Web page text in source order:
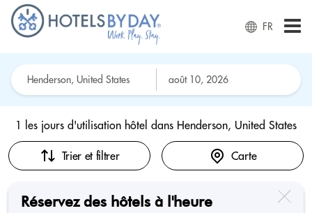
FR
1 les jours d'utilisation hôtel dans Henderson, United States
Trier et filtrer Carte
Réservez des hôtels à l'heure